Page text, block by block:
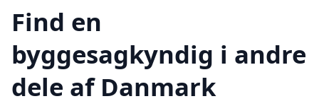
Find en
byggesagkyndig i andre
dele af Danmark